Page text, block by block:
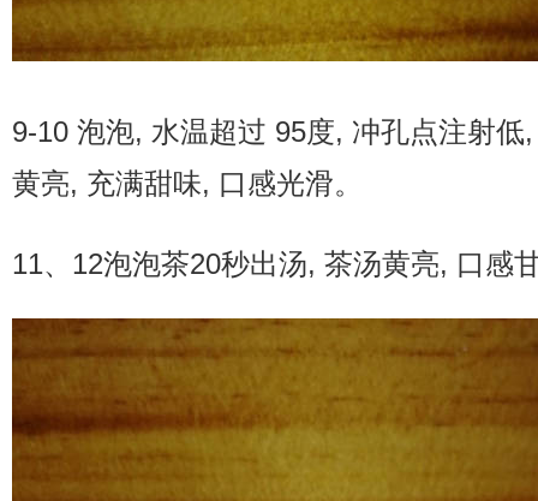
9-10 泡泡, 水温超过 95度, 冲孔点注射低
黄亮, 充满甜味, 口感光滑。
11、12泡泡茶20秒出汤, 茶汤黄亮, 口感